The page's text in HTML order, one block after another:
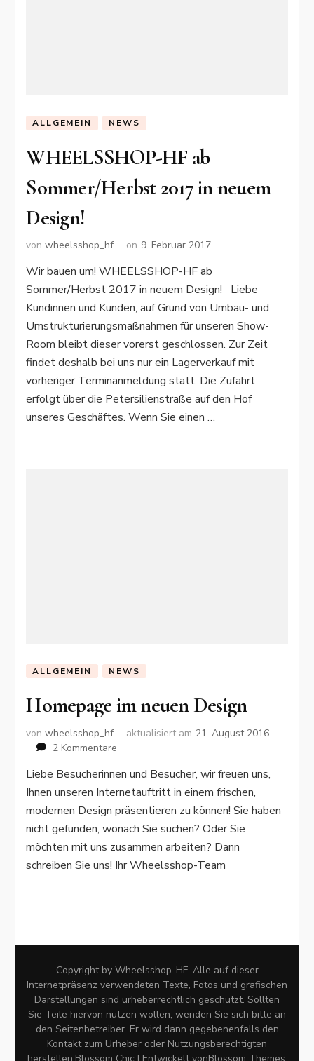
ALLGEMEIN NEWS
WHEELSSHOP-HF ab
Sommer/Herbst 2017 in neuem
Design!
vonwheelsshop_hf on 9. Februar 2017
Wir bauen um! WHEELSSHOP-HF ab
Sommer/Herbst 2017 in neuem Design! Liebe
Kundinnen und Kunden, auf Grund von Umbau- und
Umstrukturierungsmaßnahmen für unseren Show-
Room bleibt dieser vorerst geschlossen. Zur Zeit
findet deshalb bei uns nur ein Lagerverkauf mit
vorheriger Terminanmeldung statt. Die Zufahrt
erfolgt über die Petersilienstraße auf den Hof
unseres Geschäftes. Wenn Sie einen …
ALLGEMEIN NEWS
Homepage im neuen Design
vonwheelsshop_hf aktualisiert am 21. August 2016
2 Kommentare
im
neuen
Design
Liebe Besucherinnen und Besucher, wir freuen uns,
Ihnen unseren Internetauftritt in einem frischen,
modernen Design präsentieren zu können! Sie haben
nicht gefunden, wonach Sie suchen? Oder Sie
möchten mit uns zusammen arbeiten? Dann
schreiben Sie uns! Ihr Wheelsshop-Team
Copyright by Wheelsshop-HF. Alle auf dieser
Internetpräsenz verwendeten Texte, Fotos und grafischen
Darstellungen sind urheberrechtlich geschützt. Sollten
Sie Teile hiervon nutzen wollen, wenden Sie sich bitte an
den Seitenbetreiber. Er wird dann gegebenenfalls den
Kontakt zum Urheber oder Nutzungsberechtigten
herstellen. Blossom Chic | Entwickelt vonBlossom Themes